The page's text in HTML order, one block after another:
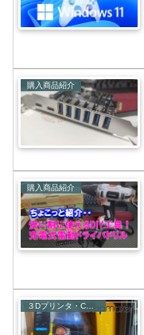
購入商品紹介
購入商品紹介